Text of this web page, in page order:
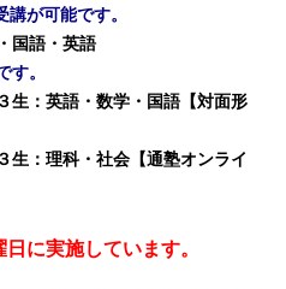
が可能です。
国語・英語
。
：英語・数学・国語【対面形
：理科・社会【通塾オンライ
に実施しています。